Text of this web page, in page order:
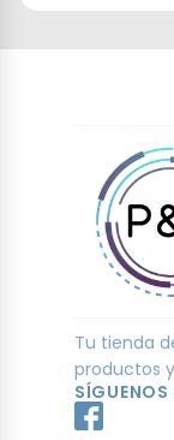
Tu tienda
productos
SÍGUENOS